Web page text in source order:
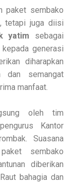
paket sembako
tetapi juga diisi
yatim sebagai
generasi
diharapkan
dan semangat
manfaat.
oleh tim
Kantor
Suasana
sembako
diberikan
bahagia dan